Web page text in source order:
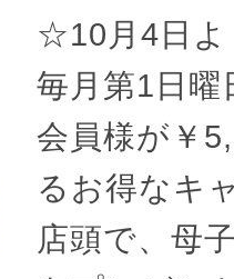
☆10月4日よ
毎月第1日
会員様が￥
るお得なキ
店頭で、母